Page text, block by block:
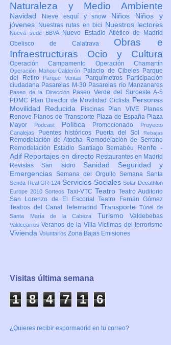
Naturaleza y Medio Ambiente
Navidad Nieve esquí y snow Niños Niños y
jóvenes
Nuestras rutas en bici Nuestros lectores
Nueva sede BBVA
Nuevo Estadio Atlético de Madrid
Obelisco de Calatrava Obras e
Infraestructuras Ocio y Cultura
Operación Campamento Operación Chamartín
Operación Mahou-Calderón Palacio de Cibeles Parque
del Retiro
Parque Ventas Parquímetros
Participación
ciudadana Pasarelas M-30 Pasarelas río Manzanares
Paseo de la Dirección
Paseo Verde del Suroeste A-5
PDMC Plan Director de Movilidad Ciclista Personas
Movilidad Reducida
Piscinas Plan VIVE
Planes
Renove Planos de Transporte Plaza de España Plaza
Mayor
Podcast Política Promocionado
Proyecto
Canalejas
Puentes históricos Puerta del Sol Rebajas
Remodelación de Atocha
Remodelación de Serrano
Remodelación Estadio Santiago Bernabéu Renfe -
Adif Reportajes en directo Restaurantes en Madrid
Revistas San Isidro Sanidad Seguridad y
Emergencias Semana del Orgullo Semana Santa
Senda Real GR-124 Servicios SocialesSolar Decathlon
Europe 2010 Sorteos Taxi-VTC Teatro Teatro Auditorio
San Lorenzo de El EscorialTeatro Fernán Gómez
Teatros del Canal Telemadrid TransporteTúnel de
Santa María de la Cabeza Turismo Valdebebas
ValdecarrosVeranos de la VillaVíctimas del terrorismo
Vivienda Voluntarios Zona Bajas Emisiones
Visitas última semana
1 8 4 7 1 6
¿Quieres recibir espormadrid en tu correo?